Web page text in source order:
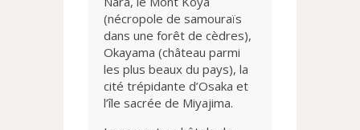
(nécropole de samouraïs
dans une forêt de cèdres),
Okayama (château parmi
les plus beaux du pays), la
cité trépidante d’Osaka et
l’île sacrée de Miyajima.